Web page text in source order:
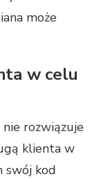
może
w celu
rozwiązuje
klienta w
swój kod